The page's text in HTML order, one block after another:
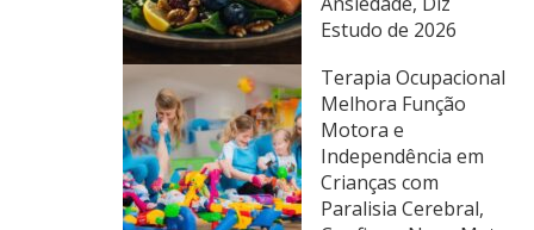
Estudo de 2026
Terapia Ocupacional
Melhora Função
Motora e
Independência em
Crianças com
Paralisia Cerebral,